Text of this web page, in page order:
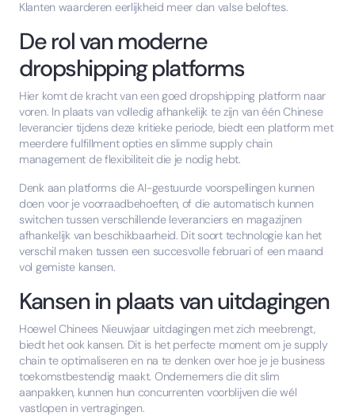
Klanten waarderen eerlijkheid meer dan valse beloftes.
De rol van moderne
dropshipping platforms
Hier komt de kracht van een goed dropshipping platform naar
voren. In plaats van volledig afhankelijk te zijn van één Chinese
leverancier tijdens deze kritieke periode, biedt een platform met
meerdere fulfillment opties en slimme supply chain
management de flexibiliteit die je nodig hebt.
Denk aan platforms die AI-gestuurde voorspellingen kunnen
doen voor je voorraadbehoeften, of die automatisch kunnen
switchen tussen verschillende leveranciers en magazijnen
afhankelijk van beschikbaarheid. Dit soort technologie kan het
verschil maken tussen een succesvolle februari of een maand
vol gemiste kansen.
Kansen in plaats van uitdagingen
Hoewel Chinees Nieuwjaar uitdagingen met zich meebrengt,
biedt het ook kansen. Dit is het perfecte moment om je supply
chain te optimaliseren en na te denken over hoe je je business
toekomstbestendig maakt. Ondernemers die dit slim
aanpakken, kunnen hun concurrenten voorblijven die wél
vastlopen in vertragingen.